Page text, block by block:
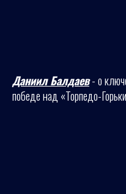
Даниил Балдаев- о
победе над «Торпедо-